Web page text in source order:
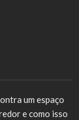
um espaço
e como isso